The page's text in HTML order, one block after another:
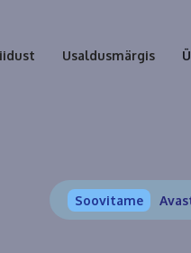
Usaldusmärgis
Soovitame